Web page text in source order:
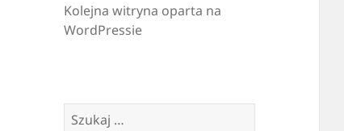
Kolejna witryna oparta na
WordPressie
Szukaj: